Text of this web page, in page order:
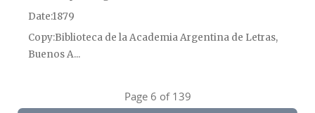
Date1879
CopyBiblioteca de la Academia Argentina de Letras,
Buenos A...
Page 6 of 139